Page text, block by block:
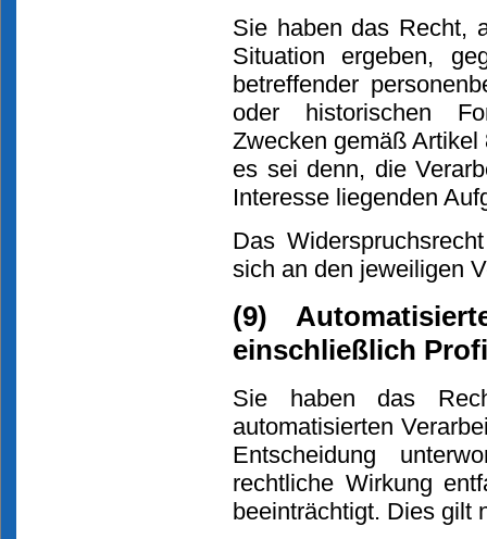
Sie haben das Recht,
Situation ergeben,
betreffender
oder historischen
Zwecken gemäß
es sei denn, die
Interesse liegenden
Das
sich an den jeweiligen
(9)
einschließlich
Sie haben das
automatisierten
Entscheidung
rechtliche Wirkung
beeinträchtigt. Dies gilt